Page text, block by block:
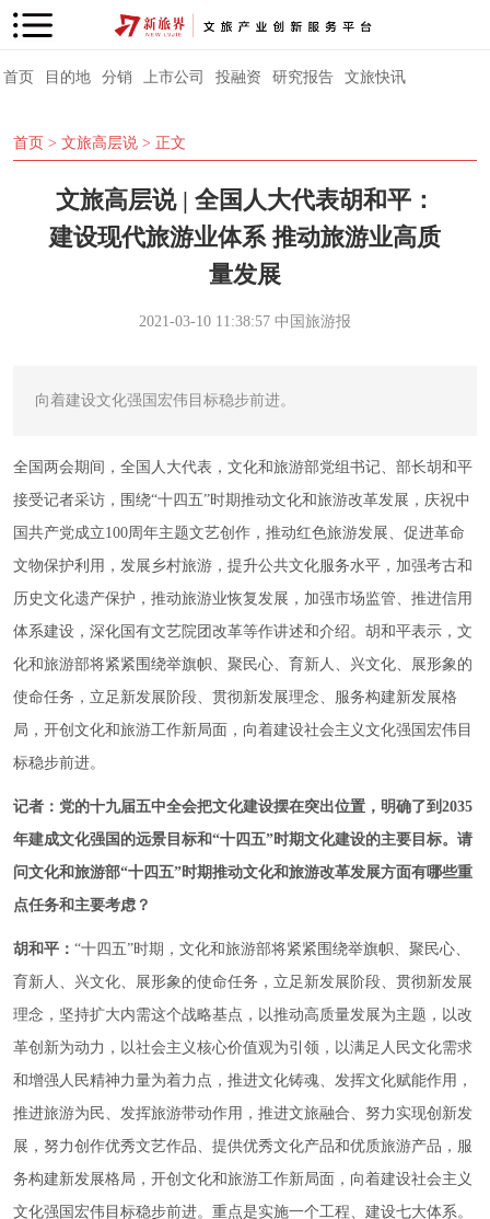
首页 目的地 分销 上市公司 投融资 研究报告 文旅快讯
首页 > 文旅高层说 > 正文
文旅高层说 | 全国人大代表胡和平：
建设现代旅游业体系 推动旅游业高质
量发展
2021-03-10 11:38:57 中国旅游报
向着建设文化强国宏伟目标稳步前进。
全国两会期间，全国人大代表，文化和旅游部党组书记、部长胡和平
接受记者采访，围绕“十四五”时期推动文化和旅游改革发展，庆祝中
国共产党成立100周年主题文艺创作，推动红色旅游发展、促进革命
文物保护利用，发展乡村旅游，提升公共文化服务水平，加强考古和
历史文化遗产保护，推动旅游业恢复发展，加强市场监管、推进信用
体系建设，深化国有文艺院团改革等作讲述和介绍。胡和平表示，文
化和旅游部将紧紧围绕举旗帜、聚民心、育新人、兴文化、展形象的
使命任务，立足新发展阶段、贯彻新发展理念、服务构建新发展格
局，开创文化和旅游工作新局面，向着建设社会主义文化强国宏伟目
标稳步前进。
记者：党的十九届五中全会把文化建设摆在突出位置，明确了到2035
年建成文化强国的远景目标和“十四五”时期文化建设的主要目标。请
问文化和旅游部“十四五”时期推动文化和旅游改革发展方面有哪些重
点任务和主要考虑？
胡和平： “十四五”时期，文化和旅游部将紧紧围绕举旗帜、聚民心、
育新人、兴文化、展形象的使命任务，立足新发展阶段、贯彻新发展
理念，坚持扩大内需这个战略基点，以推动高质量发展为主题，以改
革创新为动力，以社会主义核心价值观为引领，以满足人民文化需求
和增强人民精神力量为着力点，推进文化铸魂、发挥文化赋能作用，
推进旅游为民、发挥旅游带动作用，推进文旅融合、努力实现创新发
展，努力创作优秀文艺作品、提供优秀文化产品和优质旅游产品，服
务构建新发展格局，开创文化和旅游工作新局面，向着建设社会主义
文化强国宏伟目标稳步前进。重点是实施一个工程、建设七大体系。